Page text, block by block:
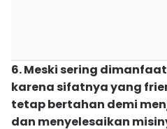
6. Meski sering
karena sifatnya yang
tetap bertahan demi
dan menyelesaikan